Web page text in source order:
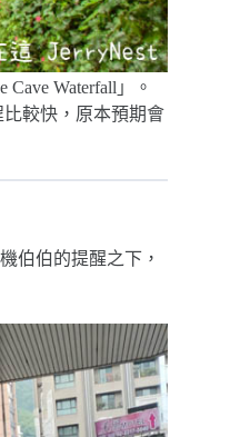
Waterfall」。
較快，原本預期會
伯伯的提醒之下，